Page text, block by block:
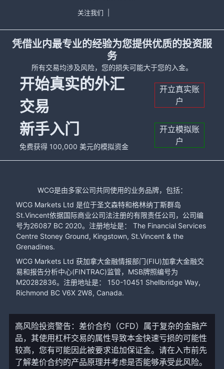
关注我们
凭借业内最专业的经验为您提供优质的投资服
务
所有交易均涉及风险，您的损失可能大于您的入金。
开始真实的外汇
交易
开立真实账
户
新手入门
免费获得 100,000 美元的模拟资金
开立模拟账
户
WCG是由多家公司共同使用的业务品牌，包括：
WCG Markets Ltd 是位于圣文森特和格林纳丁斯群岛
St.Vincent依据国际商业公司法注册的有限责任公司，公司编
号为26087 BC 2020。注册地址是： The Financial Services
Centre Stoney Ground, Kingstown, St.Vincent & the
Grenadines.
WCG Markets Ltd 获加拿大金融情报部门(FIU)加拿大金融交
易和报告分析中心(FINTRAC)监管，MSB牌照编号为
M20282836。注册地址是： 150-10451 Shellbridge Way,
Richmond BC V6X 2W8, Canada.
高风险投资警告：差价合约（CFD）属于复杂的金融产
品，其使用杠杆交易的属性导致本金快速亏损的可能性
较高，您有可能因此被要求追加保证金。请在入市前先
了解差价合约的产品原理并考虑是否能够承受此风险。